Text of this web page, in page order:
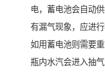
电，蓄电池会自动
有漏气现象，应进
如用蓄电池则需要
瓶内水汽会进入抽